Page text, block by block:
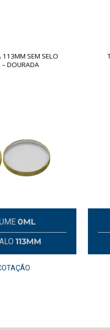
TAMPA METÁLICA 85MM – BRANCA
GARGALO
FAZER COTAÇÃO